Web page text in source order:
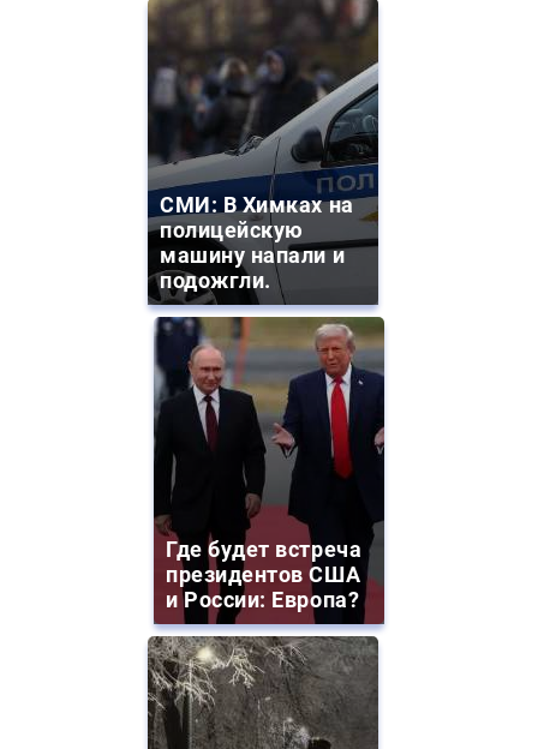
СМИ: В Химках на
полицейскую
машину напали и
подожгли.
Где будет встреча
президентов США
и России: Европа?